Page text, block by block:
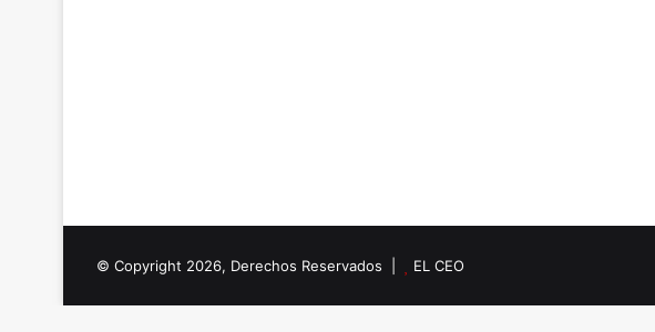
© Copyright 2026, Derechos Reservados | EL CEO